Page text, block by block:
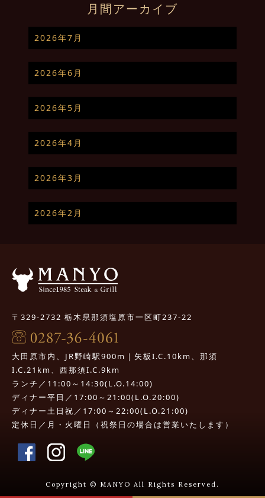
月間アーカイブ
2026年7月
2026年6月
2026年5月
2026年4月
2026年3月
2026年2月
〒329-2732 栃木県那須塩原市一区町237-22
大田原市内、JR野崎駅900m｜矢板I.C.10km、那須
I.C.21km、西那須I.C.9km
ランチ／11:00～14:30(L.O.14:00)
ディナー平日／17:00～21:00(L.O.20:00)
ディナー土日祝／17:00～22:00(L.O.21:00)
定休日／月・火曜日（祝祭日の場合は営業いたします）
Copyright © MANYO All Rights Reserved.